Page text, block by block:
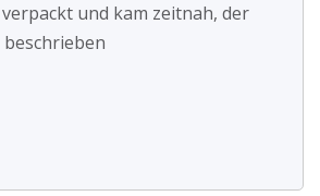
und kam zeitnah, der